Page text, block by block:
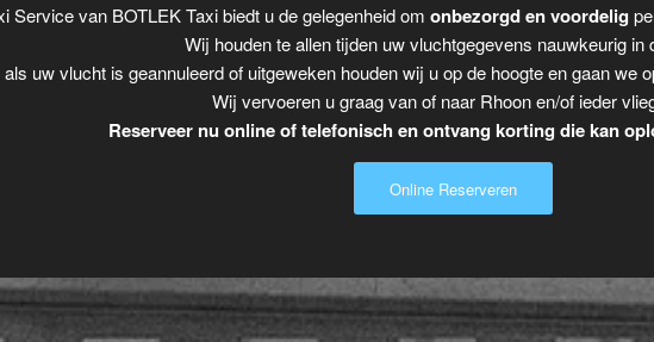
Service van BOTLEK Taxi biedt u de gelegenheid om onbezorgd en voordelig
Wij houden te allen tijden uw vluchtgegevens nauwkeurig in
uw vlucht is geannuleerd of uitgeweken houden wij u op de hoogte en gaan we
Wij vervoeren u graag van of naar Rhoon en/of ieder
Reserveer nu online of telefonisch en ontvang korting die kan
Online Reserveren